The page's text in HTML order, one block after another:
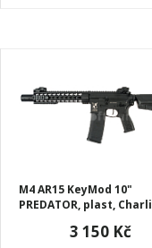
M4 AR15 KeyMod 10"
PREDATOR, plast,
3 150 Kč